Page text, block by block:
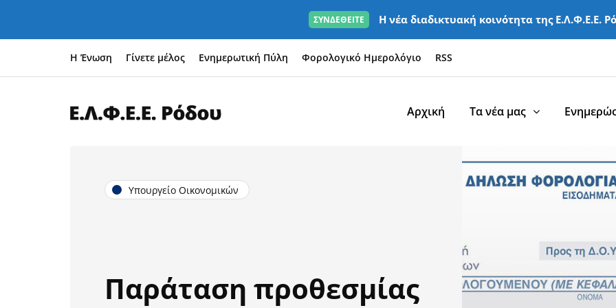
ΣΥΝΔΕΘΕΙΤΕ Η νέα διαδικτυακή κοινότητα της Ε.Λ.Φ.Ε.Ε.
Η Ένωση Γίνετε μέλος Ενημερωτική Πύλη Φορολογικό Ημερολόγιο RSS
Αρχική Τα νέα μας
Υπουργείο Οικονομικών
Παράταση προθεσμίας